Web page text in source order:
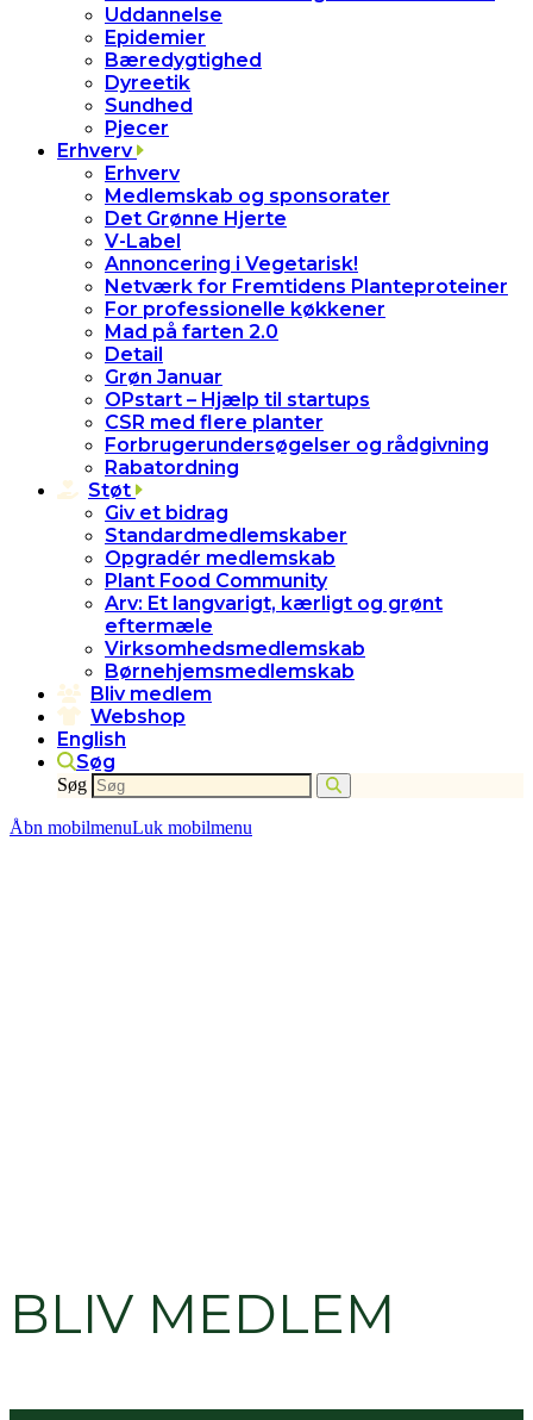
Uddannelse
Epidemier
Bæredygtighed
Dyreetik
Sundhed
Pjecer
Erhverv
Erhverv
Medlemskab og sponsorater
Det Grønne Hjerte
V-Label
Annoncering i Vegetarisk!
Netværk for Fremtidens Planteproteiner
For professionelle køkkener
Mad på farten 2.0
Detail
Grøn Januar
OPstart – Hjælp til startups
CSR med flere planter
Forbrugerundersøgelser og rådgivning
Rabatordning
Støt
Giv et bidrag
Standardmedlemskaber
Opgradér medlemskab
Plant Food Community
Arv: Et langvarigt, kærligt og grønt
eftermæle
Virksomhedsmedlemskab
Børnehjemsmedlemskab
Bliv medlem
Webshop
English
Søg
Søg
Åbn mobilmenuLuk mobilmenu
BLIV MEDLEM